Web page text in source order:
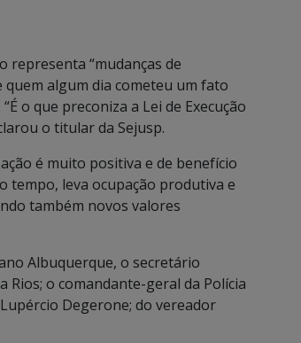
representa “mudanças de
algum dia cometeu um fato
o que preconiza a Lei de Execução
o titular da Sejusp.
é muito positiva e de benefício
tempo, leva ocupação produtiva e
também novos valores
Albuquerque, o secretário
o comandante-geral da Polícia
Degerone; do vereador